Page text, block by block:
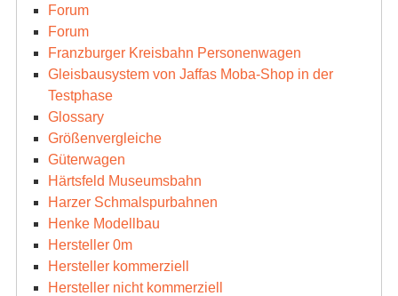
Forum
Forum
Franzburger Kreisbahn Personenwagen
Gleisbausystem von Jaffas Moba-Shop in der
Testphase
Glossary
Größenvergleiche
Güterwagen
Härtsfeld Museumsbahn
Harzer Schmalspurbahnen
Henke Modellbau
Hersteller 0m
Hersteller kommerziell
Hersteller nicht kommerziell